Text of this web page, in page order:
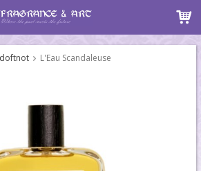
L'Eau Scandaleuse